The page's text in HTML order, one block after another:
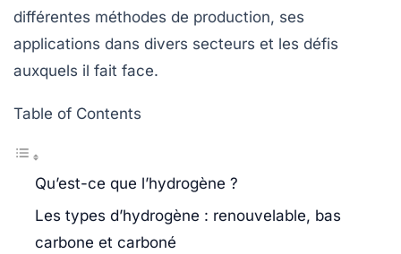
différentes méthodes de production, ses
applications dans divers secteurs et les défis
auxquels il fait face.
Table of Contents
Qu’est-ce que l’hydrogène ?
Les types d’hydrogène : renouvelable, bas
carbone et carboné